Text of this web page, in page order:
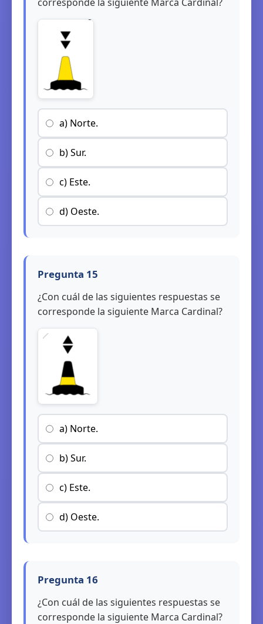
a) Norte.
b) Sur.
c) Este.
d) Oeste.
Pregunta 15
¿Con cuál de las siguientes respuestas se
corresponde la siguiente Marca Cardinal?
a) Norte.
b) Sur.
c) Este.
d) Oeste.
Pregunta 16
¿Con cuál de las siguientes respuestas se
corresponde la siguiente Marca Cardinal?